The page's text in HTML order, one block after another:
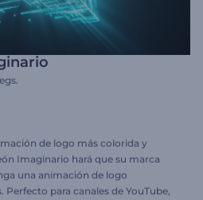
de logo más colorida y
Imaginario hará que su marca
una animación de logo
para canales de YouTube,